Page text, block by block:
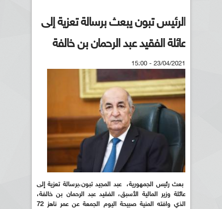
الرئيس تبون يبعث برسالة تعزية إلى
عائلة الفقيد عبد الرحمان بن خالفة
23/04/2021 - 15:00
بعث رئيس الجمهورية، عبد المجيد تبون،برسالة تعزية إلى
عائلة وزير المالية الأسبق، الفقيد عبد الرحمان بن خالفة،
الذي وافته المنية صبيحة اليوم الجمعة عن عمر ناهز 72